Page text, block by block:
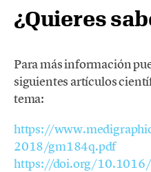
¿Quieres
Para más información
siguientes artículos
tema:
https://
2018/gm184q.pdf
https://doi.org/